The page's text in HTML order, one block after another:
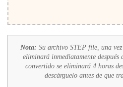
Nota: Su archivo STEP file, una
eliminará inmediatamente después
convertido se eliminará 4 horas
descárguelo antes de que